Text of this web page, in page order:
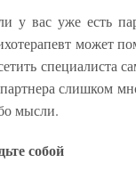
у вас уже есть
может
специалиста
слишком
мысли.
собой